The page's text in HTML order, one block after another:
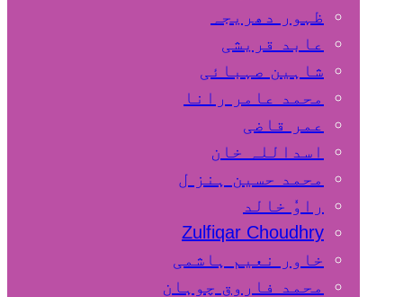
ظہور دھریجہ
عابد قریشی
شاہین صہبائی
محمد عامر رانا
عمر قاضی
اسداللہ خان
محمد حسین ہنز ل
راوٗ خالد
Zulfiqar Choudhry
خاور نعیم ہاشمی
محمد فاروق چوہان